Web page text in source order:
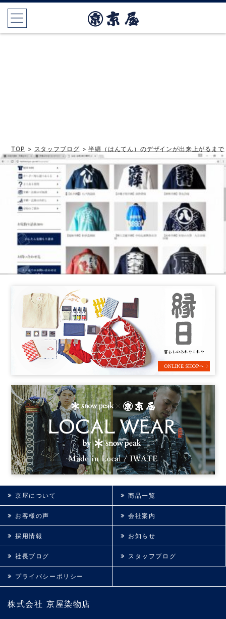
TOP > スタッフブログ >半纏（はんてん）のデザインが出来上がるまで
株式会社 京屋染物店
京屋について 商品一覧
お客様の声 会社案内
採用情報 お知らせ
社長ブログ スタッフブログ
プライバシーポリシー